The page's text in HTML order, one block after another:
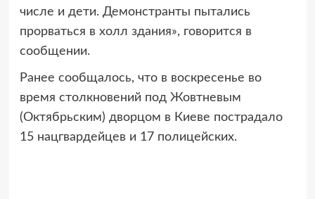
числе и дети. Демонстранты пытались
прорваться в холл здания», говорится в
сообщении.
Ранее сообщалось, что в воскресенье во
время столкновений под Жовтневым
(Октябрьским) дворцом в Киеве пострадало
15 нацгвардейцев и 17 полицейских.